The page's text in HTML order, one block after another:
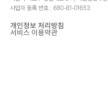
사업자 등록 번호 : 680-81-01653
개인정보 처리방침
서비스 이용약관